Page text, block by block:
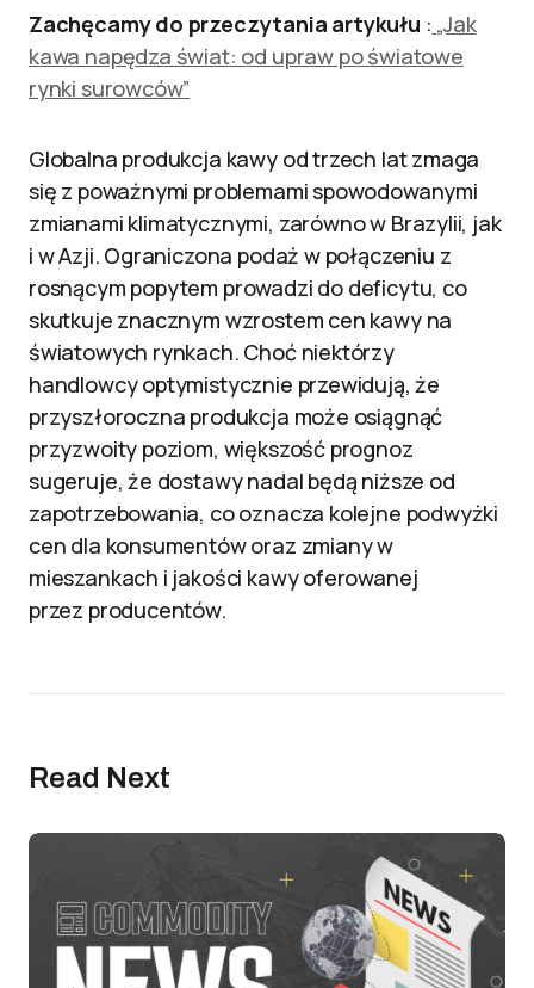
Zachęcamy do przeczytania artykułu : „Jak
kawa napędza świat: od upraw po światowe
rynki surowców”
Globalna produkcja kawy od trzech lat zmaga
się z poważnymi problemami spowodowanymi
zmianami klimatycznymi, zarówno w Brazylii, jak
i w Azji. Ograniczona podaż w połączeniu z
rosnącym popytem prowadzi do deficytu, co
skutkuje znacznym wzrostem cen kawy na
światowych rynkach. Choć niektórzy
handlowcy optymistycznie przewidują, że
przyszłoroczna produkcja może osiągnąć
przyzwoity poziom, większość prognoz
sugeruje, że dostawy nadal będą niższe od
zapotrzebowania, co oznacza kolejne podwyżki
cen dla konsumentów oraz zmiany w
mieszankach i jakości kawy oferowanej
przez producentów.
Read Next